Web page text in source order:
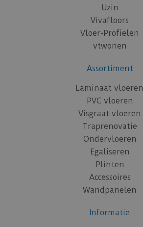
Uzin
Vivafloors
Vloer-Profielen
vtwonen
Assortiment
Laminaat vloeren
PVC vloeren
Visgraat vloeren
Traprenovatie
Ondervloeren
Egaliseren
Plinten
Accessoires
Wandpanelen
Informatie